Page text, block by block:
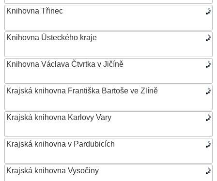
Knihovna Třinec
Knihovna Ústeckého kraje
Knihovna Václava Čtvrtka v Jičíně
Krajská knihovna Františka Bartoše ve Zlíně
Krajská knihovna Karlovy Vary
Krajská knihovna v Pardubicích
Krajská knihovna Vysočiny